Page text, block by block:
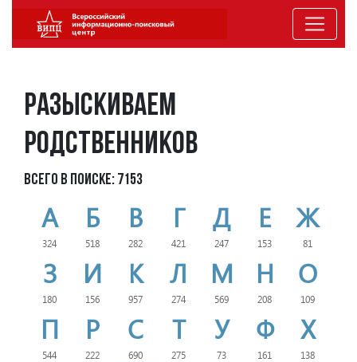
Разыскиваем
родственников
Всего в поиске: 7153
А
324
Б
518
В
282
Г
421
Д
247
Е
153
Ж
81
З
180
И
156
К
957
Л
274
М
569
Н
208
О
109
П
544
Р
222
С
690
Т
275
У
73
Ф
161
Х
138